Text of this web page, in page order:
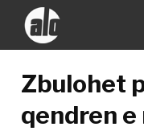
Zbulohet
qendren